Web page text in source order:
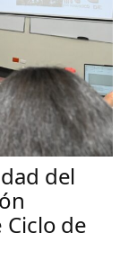
del
Ciclo de